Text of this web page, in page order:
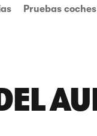
Pruebas coches